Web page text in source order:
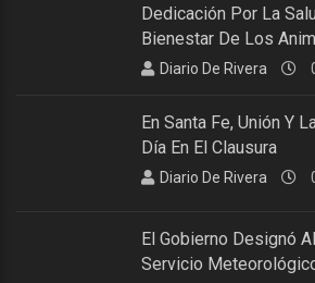
Dedicación Por La
Bienestar De Los
Diario De Rivera
En Santa Fe, Unión Y
Día En El Clausura
Diario De Rivera
El Gobierno Designó
Servicio